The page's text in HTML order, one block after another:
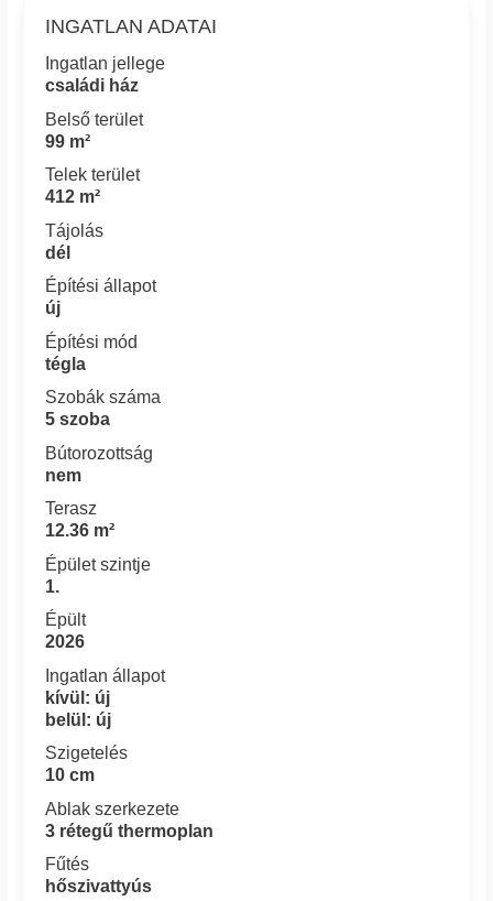
INGATLAN ADATAI
Ingatlan jellege
családi ház
Belső terület
99 m²
Telek terület
412 m²
Tájolás
dél
Építési állapot
új
Építési mód
tégla
Szobák száma
5 szoba
Bútorozottság
nem
Terasz
12.36 m²
Épület szintje
1.
Épült
2026
Ingatlan állapot
kívül: új
belül: új
Szigetelés
10 cm
Ablak szerkezete
3 rétegű thermoplan
Fűtés
hőszivattyús